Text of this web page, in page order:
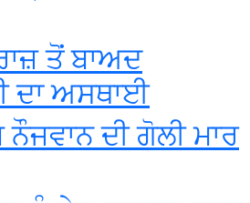
ਤੋਂ ਬਾਅਦ
ਦਾ ਅਸਥਾਈ
ਦੀ ਗੋਲੀ ਮਾਰ